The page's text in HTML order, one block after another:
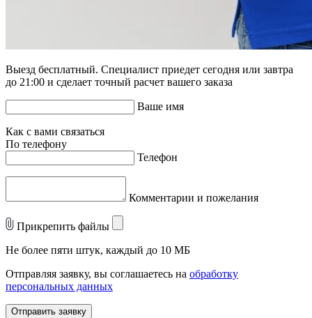
Выезд бесплатный. Специалист приедет сегодня или завтра
до 21:00 и сделает точный расчет вашего заказа
Ваше имя
Как с вами связаться
По телефону
Телефон
Комментарии и пожелания
Прикрепить файлы
Не более пяти штук, каждый до 10 МБ
Отправляя заявку, вы соглашаетесь на обработку
персональных данных
Отправить заявку